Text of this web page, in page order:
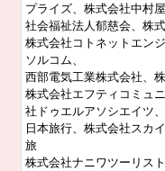
プライズ、株式会社中村屋
社会福祉法人郁慈会、株
株式会社コトネットエン
ソルコム、
西部電気工業株式会社、
株式会社エフティコミュ
社ドゥエルアソシエイツ、
日本旅行、株式会社スカ
旅
株式会社ナニワツーリス